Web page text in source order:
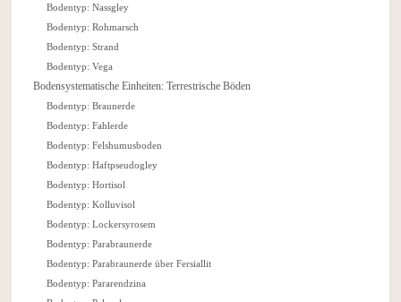
Bodentyp: Nassgley
Bodentyp: Rohmarsch
Bodentyp: Strand
Bodentyp: Vega
Bodensystematische Einheiten: Terrestrische Böden
Bodentyp: Braunerde
Bodentyp: Fahlerde
Bodentyp: Felshumusboden
Bodentyp: Haftpseudogley
Bodentyp: Hortisol
Bodentyp: Kolluvisol
Bodentyp: Lockersyrosem
Bodentyp: Parabraunerde
Bodentyp: Parabraunerde über Fersiallit
Bodentyp: Pararendzina